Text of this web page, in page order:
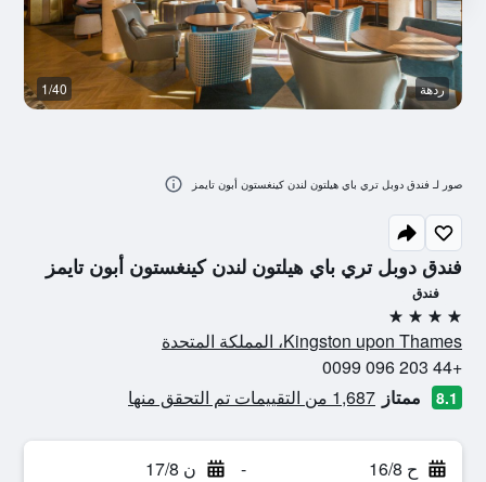
فندق دوبل تري باي هيلتون لندن كينغستون أبون تايمز
فندق
4 نجوم
Kingston upon Thames، المملكة المتحدة
+44 203 096 0099
8.1 ممتاز 1,687 من التقييمات تم التحقق منها
ح 16/8 - ن 17/8
ردهة 1/40
صور لـ فندق دوبل تري باي هيلتون لندن كينغستون أبون تايمز